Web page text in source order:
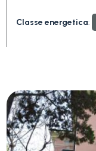
Classe energetica: